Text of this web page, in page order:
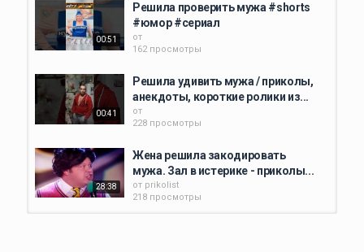
00:51
Решила проверить мужа #shorts
#юмор #сериал
от
162 просмотры
00:41
Решила удивить мужа / приколы,
анекдоты, короткие ролики из...
от
228 просмотры
28:38
Жена решила закодировать
мужа. Зал в истерике - приколы...
от prikolist
218 просмотры